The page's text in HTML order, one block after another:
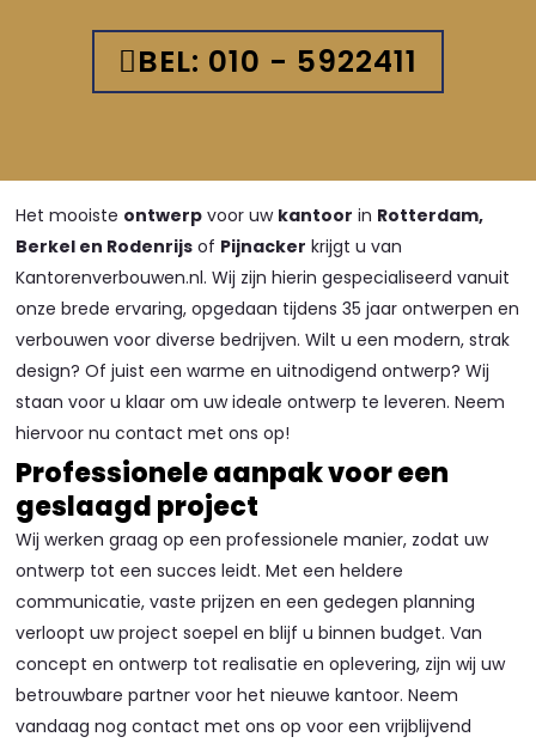
BEL: 010 - 5922411
Het mooiste ontwerp voor uw kantoor in Rotterdam,
Berkel en Rodenrijs of Pijnacker krijgt u van
Kantorenverbouwen.nl. Wij zijn hierin gespecialiseerd vanuit
onze brede ervaring, opgedaan tijdens 35 jaar ontwerpen en
verbouwen voor diverse bedrijven. Wilt u een modern, strak
design? Of juist een warme en uitnodigend ontwerp? Wij
staan voor u klaar om uw ideale ontwerp te leveren. Neem
hiervoor nu contact met ons op!
Professionele aanpak voor een
geslaagd project
Wij werken graag op een professionele manier, zodat uw
ontwerp tot een succes leidt. Met een heldere
communicatie, vaste prijzen en een gedegen planning
verloopt uw project soepel en blijf u binnen budget. Van
concept en ontwerp tot realisatie en oplevering, zijn wij uw
betrouwbare partner voor het nieuwe kantoor. Neem
vandaag nog contact met ons op voor een vrijblijvend